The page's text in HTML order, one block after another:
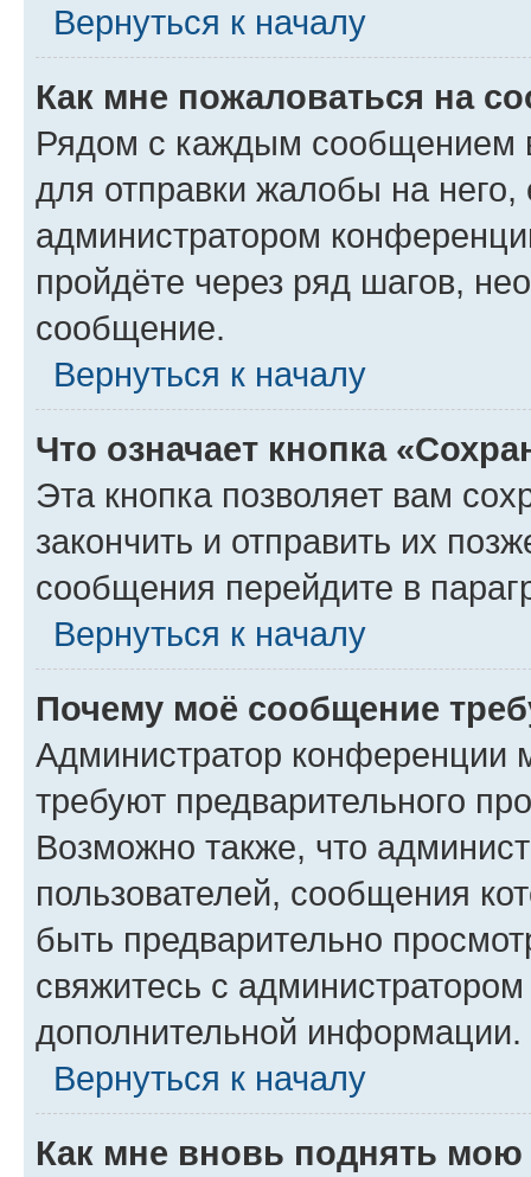
Вернуться к началу
Как мне пожаловаться на
Рядом с каждым сообщением
для отправки жалобы на
администратором
пройдёте через ряд шагов,
сообщение.
Вернуться к началу
Что означает кнопка
Эта кнопка позволяет вам
закончить и отправить их
сообщения перейдите в
Вернуться к началу
Почему моё сообщение
Администратор конференции
требуют предварительного
Возможно также, что
пользователей, сообщения
быть предварительно
свяжитесь с
дополнительной информации.
Вернуться к началу
Как мне вновь поднять мою